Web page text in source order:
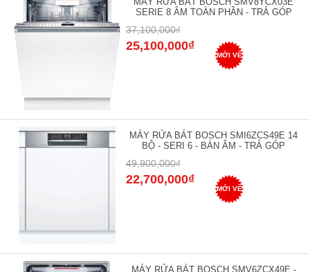
SERIE 8 ÂM TOÀN PHẦN - TRẢ GÓP
37,100,000₫
25,100,000₫
MỚI VỀ
MÁY RỬA BÁT BOSCH SMI6ZCS49E 14
BỘ - SERI 6 - BÁN ÂM - TRẢ GÓP
49,900,000₫
22,700,000₫
MỚI VỀ
MÁY RỬA BÁT BOSCH SMV6ZCX49E -